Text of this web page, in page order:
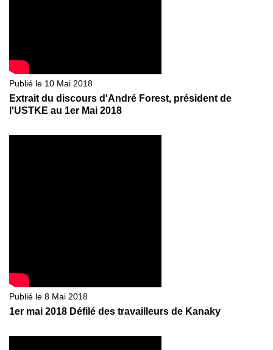
Publié le 10 Mai 2018
Extrait du discours d'André Forest, président de
l'USTKE au 1er Mai 2018
Publié le 8 Mai 2018
1er mai 2018 Défilé des travailleurs de Kanaky